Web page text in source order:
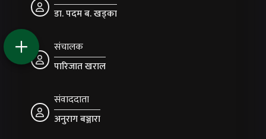
डा. पदम ब. खड्का
संचालक
पारिजात खराल
संवाददाता
अनुराग बञ्जारा